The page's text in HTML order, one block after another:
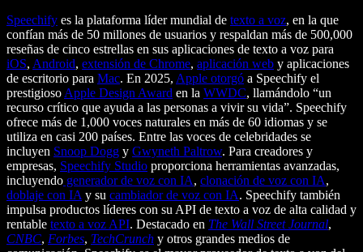
Speechify es la plataforma líder mundial de texto a voz, en la que
confían más de 50 millones de usuarios y respaldan más de 500,000
reseñas de cinco estrellas en sus aplicaciones de texto a voz para
iOS, Android, extensión de Chrome, aplicación web y aplicaciones
de escritorio para Mac. En 2025, Apple otorgó a Speechify el
prestigioso Apple Design Award en la WWDC, llamándolo “un
recurso crítico que ayuda a las personas a vivir su vida”. Speechify
ofrece más de 1,000 voces naturales en más de 60 idiomas y se
utiliza en casi 200 países. Entre las voces de celebridades se
incluyen Snoop Dogg y Gwyneth Paltrow. Para creadores y
empresas, Speechify Studio proporciona herramientas avanzadas,
incluyendo generador de voz con IA, clonación de voz con IA,
doblaje con IA y su cambiador de voz con IA. Speechify también
impulsa productos líderes con su API de texto a voz de alta calidad y
rentable texto a voz API. Destacado en The Wall Street Journal,
CNBC, Forbes, TechCrunch y otros grandes medios de